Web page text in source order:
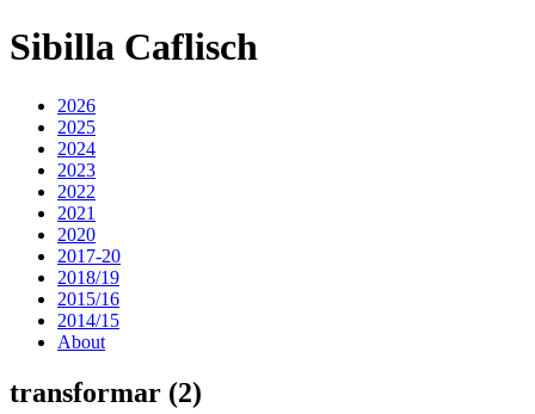
Sibilla Caflisch
2026
2025
2024
2023
2022
2021
2020
2017-20
2018/19
2015/16
2014/15
About
transformar (2)